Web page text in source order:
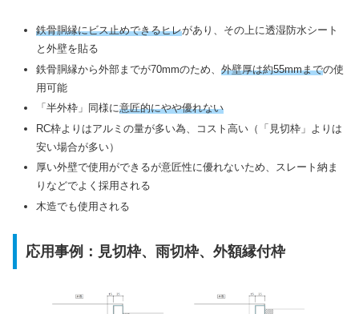
鉄骨胴縁にビス止めできるヒレがあり、その上に透湿防水シート
と外壁を貼る
鉄骨胴縁から外部までが70mmのため、 外壁厚は約55mmまでの使
用可能
「半外枠」同様に意匠的にやや優れない
RC枠よりはアルミの量が多い為、コスト高い（「見切枠」よりは
安い場合が多い）
厚い外壁で使用ができるが意匠性に優れないため、スレート納ま
りなどでよく採用される
木造でも使用される
応用事例：見切枠、雨切枠、外額縁付枠